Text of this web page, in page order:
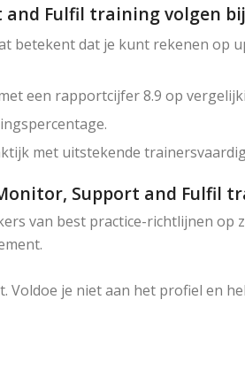
Fulfil training volgen bij
betekent dat je kunt rekenen op
een rapportcijfer 8.9 op
met uitstekende
Support and Fulfil
van best practice-richtlijnen op
je niet aan het profiel en